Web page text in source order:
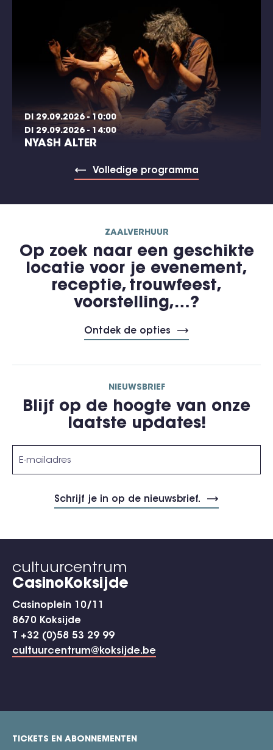
DI 29.09.2026 - 10:00
DI 29.09.2026 - 14:00
NYASH ALTER
Volledige programma
ZAALVERHUUR
Op zoek naar een geschikte
locatie voor je evenement,
receptie, trouwfeest,
voorstelling,…?
Ontdek de opties
NIEUWSBRIEF
Blijf op de hoogte van onze
laatste updates!
cultuurcentrum
CasinoKoksijde
Casinoplein 10/11
8670 Koksijde
T +32 (0)58 53 29 99
cultuurcentrum@koksijde.be
footer
TICKETS EN ABONNEMENTEN